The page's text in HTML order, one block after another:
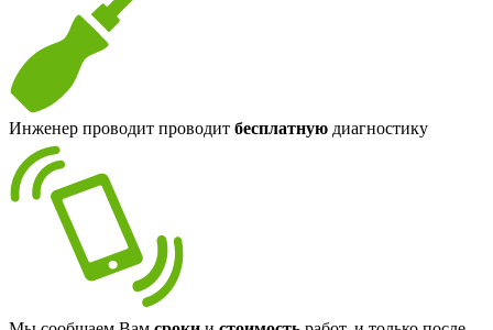
Инженер проводит проводит бесплатную диагностику